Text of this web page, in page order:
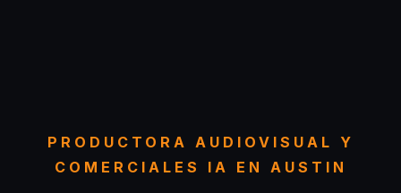
PRODUCTORA AUDIOVISUAL Y
COMERCIALES IA EN AUSTIN